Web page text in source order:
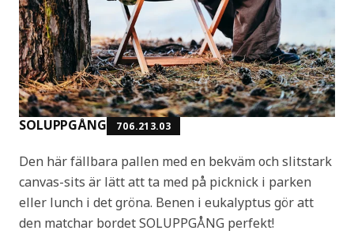
SOLUPPGÅNG 706.213.03
Den här fällbara pallen med en bekväm och slitstark
canvas-sits är lätt att ta med på picknick i parken
eller lunch i det gröna. Benen i eukalyptus gör att
den matchar bordet SOLUPPGÅNG perfekt!